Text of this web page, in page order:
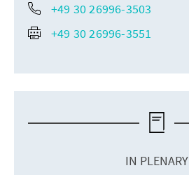
+49 30 26996-3503
+49 30 26996-3551
IN PLENARY